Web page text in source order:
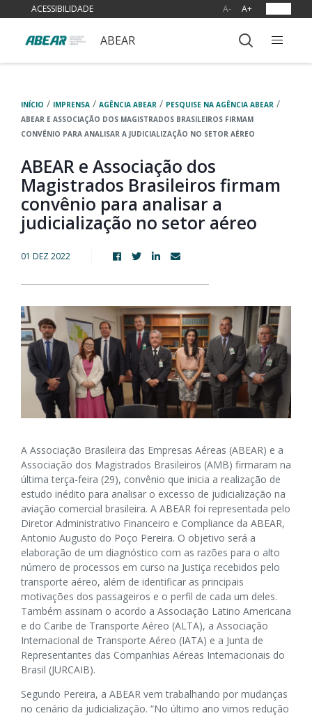
ACESSIBILIDADE A- A+
ABEAR
INÍCIO / IMPRENSA / AGÊNCIA ABEAR / PESQUISE NA AGÊNCIA ABEAR /
ABEAR E ASSOCIAÇÃO DOS MAGISTRADOS BRASILEIROS FIRMAM
CONVÊNIO PARA ANALISAR A JUDICIALIZAÇÃO NO SETOR AÉREO
ABEAR e Associação dos
Magistrados Brasileiros firmam
convênio para analisar a
judicialização no setor aéreo
01 DEZ 2022
A Associação Brasileira das Empresas Aéreas (ABEAR) e a
Associação dos Magistrados Brasileiros (AMB) firmaram na
última terça-feira (29), convênio que inicia a realização de
estudo inédito para analisar o excesso de judicialização na
aviação comercial brasileira. A ABEAR foi representada pelo
Diretor Administrativo Financeiro e Compliance da ABEAR,
Antonio Augusto do Poço Pereira. O objetivo será a
elaboração de um diagnóstico com as razões para o alto
número de processos em curso na Justiça recebidos pelo
transporte aéreo, além de identificar as principais
motivações dos passageiros e o perfil de cada um deles.
Também assinam o acordo a Associação Latino Americana
e do Caribe de Transporte Aéreo (ALTA), a Associação
Internacional de Transporte Aéreo (IATA) e a Junta de
Representantes das Companhias Aéreas Internacionais do
Brasil (JURCAIB).
Segundo Pereira, a ABEAR vem trabalhando por mudanças
no cenário da judicialização. “No último ano vimos redução